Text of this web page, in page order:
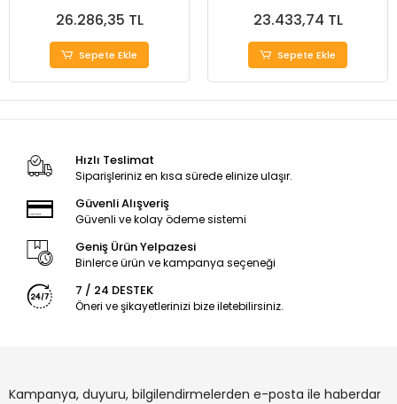
26.286,35 TL
Sepete Ekle
23.433,74 TL
Sepete Ekle
Hızlı Teslimat
Siparişleriniz en kısa sürede elinize ulaşır.
Güvenli Alışveriş
Güvenli ve kolay ödeme sistemi
Geniş Ürün Yelpazesi
Binlerce ürün ve kampanya seçeneği
7 / 24 DESTEK
Öneri ve şikayetlerinizi bize iletebilirsiniz.
Kampanya, duyuru, bilgilendirmelerden e-posta ile haberdar